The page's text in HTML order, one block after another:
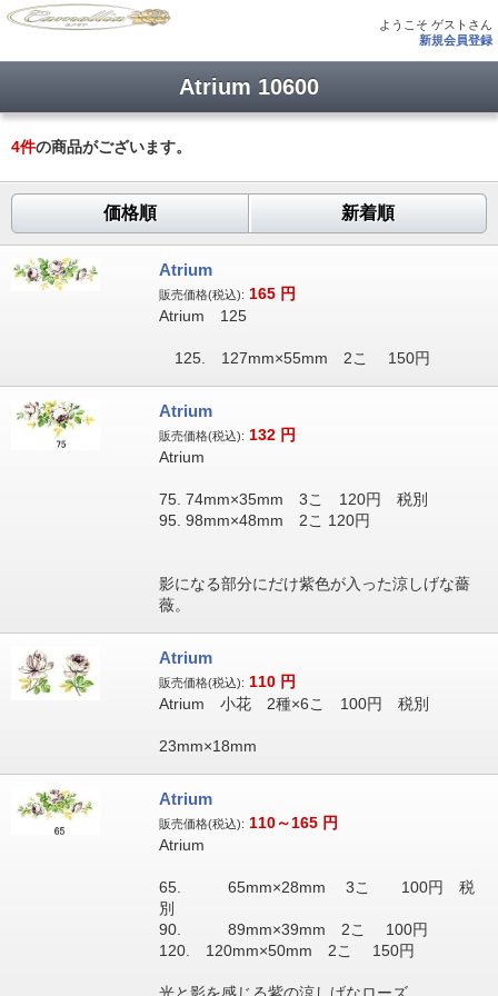
ようこそ ゲストさん
新規会員登録
Atrium 10600
4件の商品がございます。
価格順 新着順
Atrium
販売価格(税込): 165 円
Atrium 125
125. 127mm×55mm 2こ 150円
Atrium
販売価格(税込): 132 円
Atrium
75. 74mm×35mm 3こ 120円 税別
95. 98mm×48mm 2こ 120円
影になる部分にだけ紫色が入った涼しげな薔
薇。
Atrium
販売価格(税込): 110 円
Atrium 小花 2種×6こ 100円 税別
23mm×18mm
Atrium
販売価格(税込): 110～165 円
Atrium
65. 65mm×28mm 3こ 100円 税
別
90. 89mm×39mm 2こ 100円
120. 120mm×50mm 2こ 150円